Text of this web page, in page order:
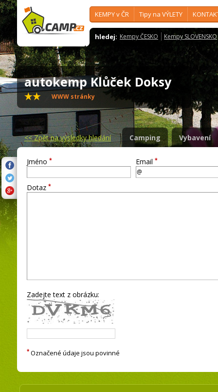
KEMPY v ČR Tipy na VÝLETY
hledej: Kempy ČESKO Kempy SLOVENSKO
autokemp Klůček Doksy
WWW stránky
<<Zpět na výsledky hledání Camping Vybavení
Jméno * Email *
Dotaz *
Zadejte text z obrázku:
* Označené údaje jsou povinné